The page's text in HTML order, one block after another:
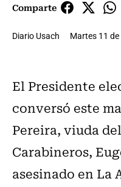
Comparte
Diario Usach Martes 11
El Presidente
conversó este
Pereira, viuda
Carabineros,
asesinado en La